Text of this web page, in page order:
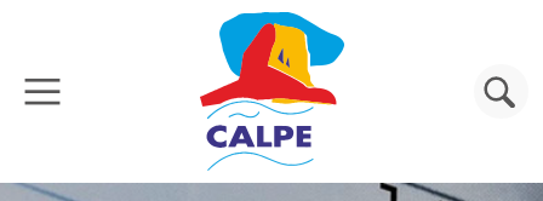
Pasar al contenido principal
Buscar